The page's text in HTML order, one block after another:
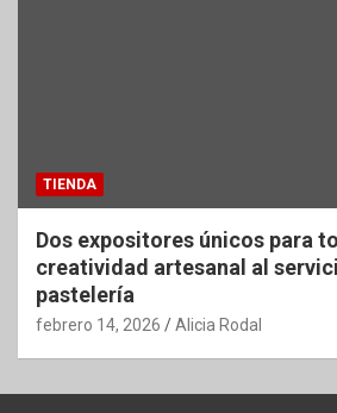
TIENDA
Dos expositores únicos para
creatividad artesanal al
pastelería
febrero 14, 2026 Alicia Rodal